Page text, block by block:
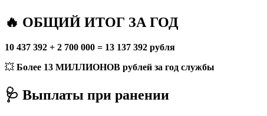
🔥 ОБЩИЙ ИТОГ ЗА ГОД
10 437 392 + 2 700 000 = 13 137 392 рубля
💥 Более 13 МИЛЛИОНОВ рублей за год службы
🩺 Выплаты при ранении